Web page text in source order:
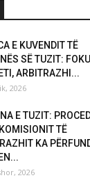
E KUVENDIT TË
SË TUZIT:
ARBITRAZHI...
2026
E TUZIT:
TË
KA
2026